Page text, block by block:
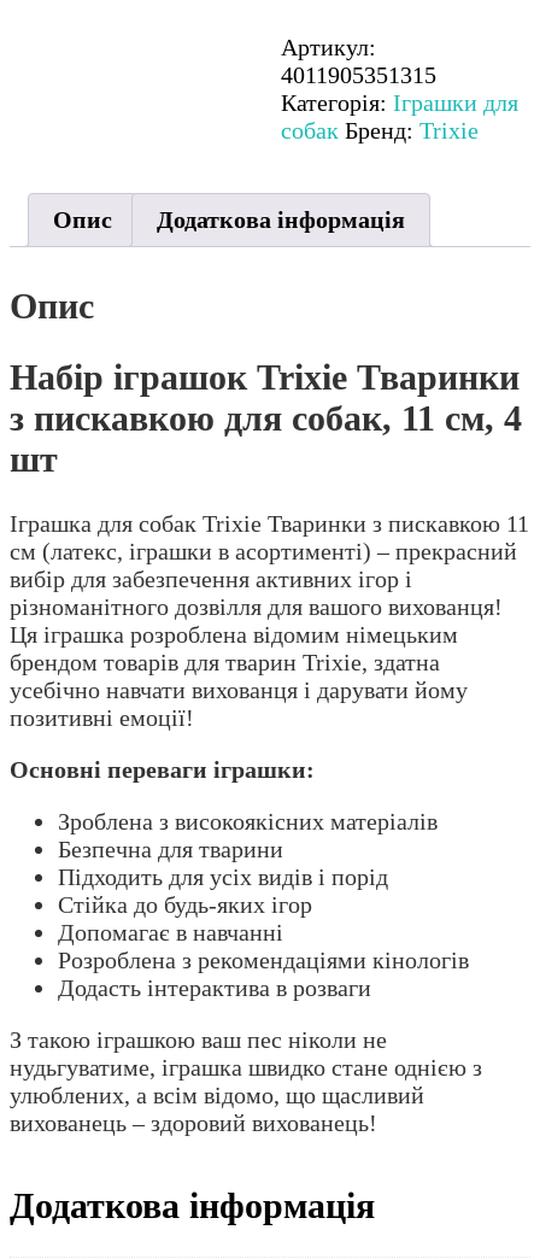
з
пискавкою
для
собак,
4
шт
Артикул:
4011905351315
Категорія: Іграшки для
собак Бренд: Trixie
Опис Додаткова інформація
Опис
Набір іграшок Trixie Тваринки
з пискавкою для собак, 11 см, 4
шт
Іграшка для собак Trixie Тваринки з пискавкою 11
см (латекс, іграшки в асортименті) – прекрасний
вибір для забезпечення активних ігор і
різноманітного дозвілля для вашого вихованця!
Ця іграшка розроблена відомим німецьким
брендом товарів для тварин Trixie, здатна
усебічно навчати вихованця і дарувати йому
позитивні емоції!
Основні переваги іграшки:
Зроблена з високоякісних матеріалів
Безпечна для тварини
Підходить для усіх видів і порід
Стійка до будь-яких ігор
Допомагає в навчанні
Розроблена з рекомендаціями кінологів
Додасть інтерактива в розваги
З такою іграшкою ваш пес ніколи не
нудьгуватиме, іграшка швидко стане однією з
улюблених, а всім відомо, що щасливий
вихованець – здоровий вихованець!
Додаткова інформація